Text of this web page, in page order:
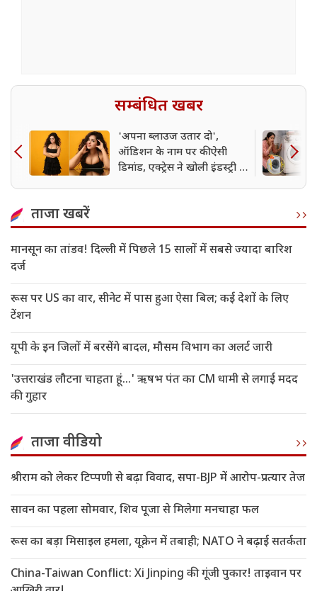
सम्बंधित खबर
'अपना ब्लाउज उतार दो',
ऑडिशन के नाम पर की ऐसी
डिमांड, एक्ट्रेस ने खोली इंडस्ट्री की
ताजा खबरें
मानसून का तांडव! दिल्ली में पिछले 15 सालों में सबसे ज्यादा बारिश
दर्ज
रूस पर US का वार, सीनेट में पास हुआ ऐसा बिल; कई देशों के लिए
टेंशन
यूपी के इन जिलों में बरसेंगे बादल, मौसम विभाग का अलर्ट जारी
'उत्तराखंड लौटना चाहता हूं...' ऋषभ पंत का CM धामी से लगाई मदद
की गुहार
ताजा वीडियो
श्रीराम को लेकर टिप्पणी से बढ़ा विवाद, सपा-BJP में आरोप-प्रत्यार तेज
सावन का पहला सोमवार, शिव पूजा से मिलेगा मनचाहा फल
रूस का बड़ा मिसाइल हमला, यूक्रेन में तबाही; NATO ने बढ़ाई सतर्कता
China-Taiwan Conflict: Xi Jinping की गूंजी पुकार! ताइवान पर